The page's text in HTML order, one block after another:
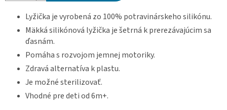
Lyžička je vyrobená zo 100% potravinárskeho silikónu.
Mäkká silikónová lyžička je šetrná k prerezávajúcim sa
ďasnám.
Pomáha s rozvojom jemnej motoriky.
Zdravá alternatíva k plastu.
Je možné sterilizovať.
Vhodné pre deti od 6m+.